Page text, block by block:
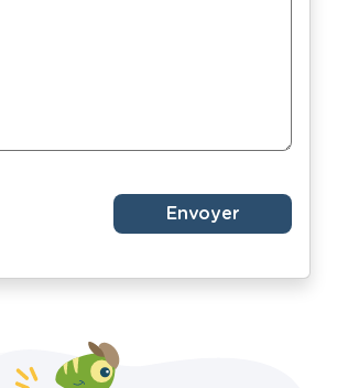
Envoyer